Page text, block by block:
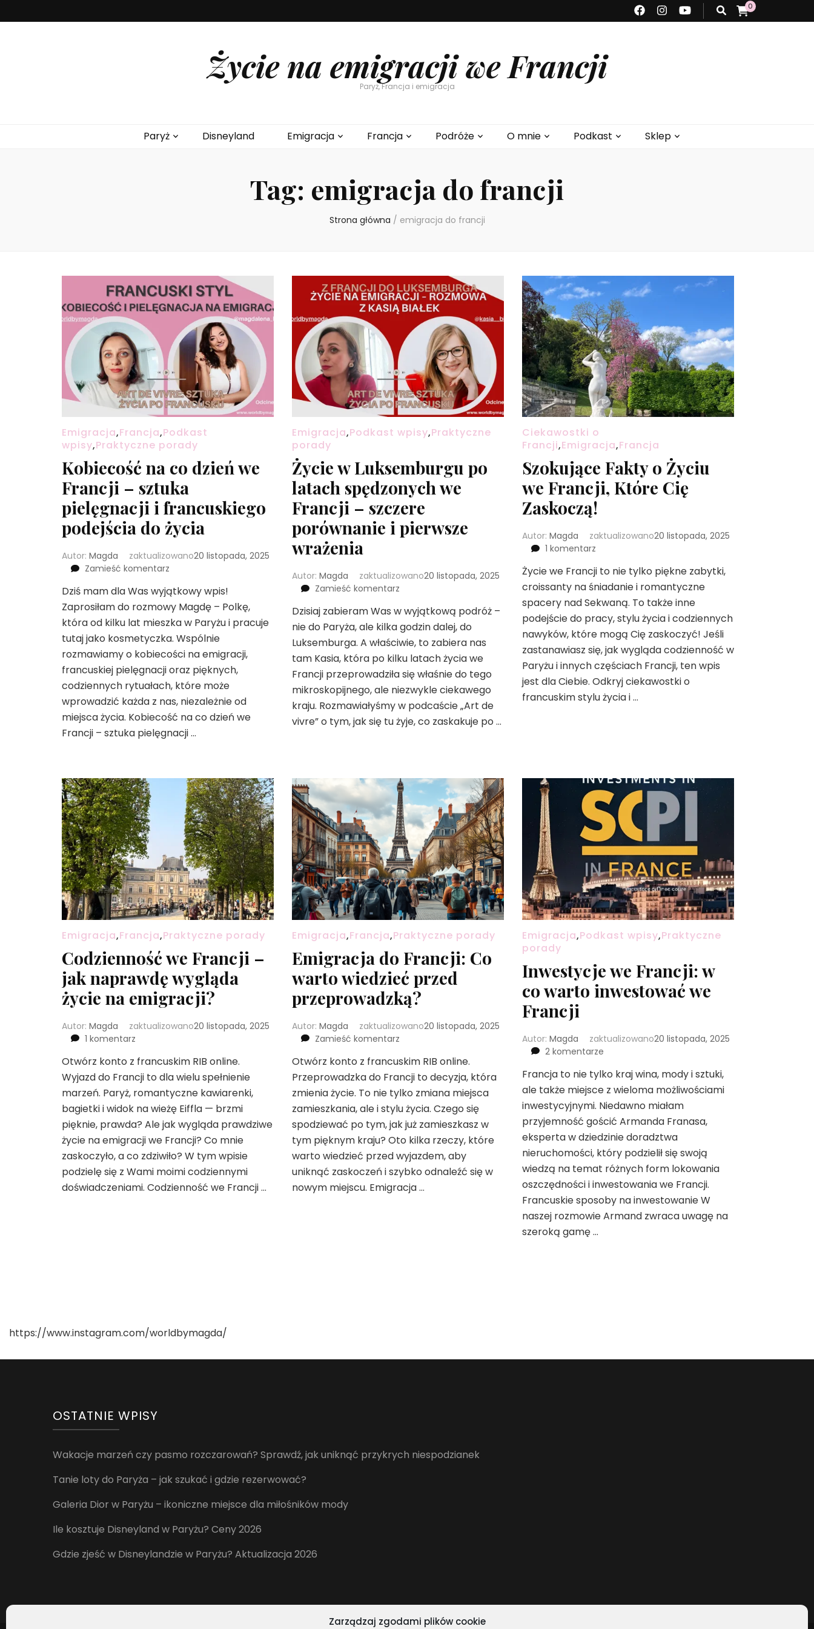
Zarządzaj zgodami plików cookie
0
Życie na emigracji we Francji
Paryż, Francja i emigracja
Paryż Disneyland Emigracja Francja Podróże O mnie Podkast Sklep
Tag: emigracja do francji
Strona główna / emigracja do francji
Emigracja,Francja,Podkast
wpisy,Praktyczne porady
Kobiecość na co dzień we
Francji – sztuka
pielęgnacji i francuskiego
podejścia do życia
Autor: Magda zaktualizowano20 listopada, 2025
Zamieść komentarz
Kobiecość
na
co
we
Francji
–
sztuka
pielęgnacji
i
francuskiego
podejścia
Dziś mam dla Was wyjątkowy wpis!
Zaprosiłam do rozmowy Magdę – Polkę,
która od kilku lat mieszka w Paryżu i pracuje
tutaj jako kosmetyczka. Wspólnie
rozmawiamy o kobiecości na emigracji,
francuskiej pielęgnacji oraz pięknych,
codziennych rytuałach, które może
wprowadzić każda z nas, niezależnie od
miejsca życia. Kobiecość na co dzień we
Francji – sztuka pielęgnacji …
Emigracja,Podkast wpisy,Praktyczne
porady
Życie w Luksemburgu po
latach spędzonych we
Francji – szczere
porównanie i pierwsze
wrażenia
Autor: Magda zaktualizowano20 listopada, 2025
Zamieść komentarzwe
Życie
w
Luksemburgu
po
latach
spędzonych
we
Francji
–
szczere
wrażenia
Dzisiaj zabieram Was w wyjątkową podróż –
nie do Paryża, ale kilka godzin dalej, do
Luksemburga. A właściwie, to zabiera nas
tam Kasia, która po kilku latach życia we
Francji przeprowadziła się właśnie do tego
mikroskopijnego, ale niezwykle ciekawego
kraju. Rozmawiałyśmy w podcaście „Art de
vivre” o tym, jak się tu żyje, co zaskakuje po …
Ciekawostki o
Francji,Emigracja,Francja
Szokujące Fakty o Życiu
we Francji, Które Cię
Zaskoczą!
Autor: Magda zaktualizowano20 listopada, 2025
1 komentarzdo
Fakty
o
Życiu
Francji,
Które
Cię
Zaskoczą!
Życie we Francji to nie tylko piękne zabytki,
croissanty na śniadanie i romantyczne
spacery nad Sekwaną. To także inne
podejście do pracy, stylu życia i codziennych
nawyków, które mogą Cię zaskoczyć! Jeśli
zastanawiasz się, jak wygląda codzienność w
Paryżu i innych częściach Francji, ten wpis
jest dla Ciebie. Odkryj ciekawostki o
francuskim stylu życia i …
Emigracja,Francja,Praktyczne porady
Codzienność we Francji –
jak naprawdę wygląda
życie na emigracji?
Autor: Magda zaktualizowano20 listopada, 2025
1 komentarz
we
Francji
–
naprawdę
wygląda
życie
na
emigracji?
Otwórz konto z francuskim RIB online.
Wyjazd do Francji to dla wielu spełnienie
marzeń. Paryż, romantyczne kawiarenki,
bagietki i widok na wieżę Eiffla — brzmi
pięknie, prawda? Ale jak wygląda prawdziwe
życie na emigracji we Francji? Co mnie
zaskoczyło, a co zdziwiło? W tym wpisie
podzielę się z Wami moimi codziennymi
doświadczeniami. Codzienność we Francji …
Emigracja,Francja,Praktyczne porady
Emigracja do Francji: Co
warto wiedzieć przed
przeprowadzką?
Autor: Magda zaktualizowano20 listopada, 2025
Zamieść komentarzwe
Emigracja
do
Francji:
warto
wiedzieć
przed
przeprowadzką?
Otwórz konto z francuskim RIB online.
Przeprowadzka do Francji to decyzja, która
zmienia życie. To nie tylko zmiana miejsca
zamieszkania, ale i stylu życia. Czego się
spodziewać po tym, jak już zamieszkasz w
tym pięknym kraju? Oto kilka rzeczy, które
warto wiedzieć przed wyjazdem, aby
uniknąć zaskoczeń i szybko odnaleźć się w
nowym miejscu. Emigracja …
Emigracja,Podkast wpisy,Praktyczne
porady
Inwestycje we Francji: w
co warto inwestować we
Francji
Autor: Magda zaktualizowano20 listopada, 2025
2 komentarzedo
we
Francji:
w
warto
inwestować
we
Francji
Francja to nie tylko kraj wina, mody i sztuki,
ale także miejsce z wieloma możliwościami
inwestycyjnymi. Niedawno miałam
przyjemność gościć Armanda Franasa,
eksperta w dziedzinie doradztwa
nieruchomości, który podzielił się swoją
wiedzą na temat różnych form lokowania
oszczędności i inwestowania we Francji.
Francuskie sposoby na inwestowanie W
naszej rozmowie Armand zwraca uwagę na
szeroką gamę …
https://www.instagram.com/worldbymagda/
OSTATNIE WPISY
Wakacje marzeń czy pasmo rozczarowań? Sprawdź, jak uniknąć przykrych niespodzianek
Tanie loty do Paryża – jak szukać i gdzie rezerwować?
Galeria Dior w Paryżu – ikoniczne miejsce dla miłośników mody
Ile kosztuje Disneyland w Paryżu? Ceny 2026
Gdzie zjeść w Disneylandzie w Paryżu? Aktualizacja 2026